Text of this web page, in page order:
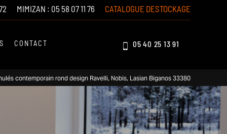
MIMIZAN : 05 58 07 11 76 CATALOGUE DESTOCKAGE
CONTACT 05 40 25 13 91
contemporain rond design Ravelli, Nobis, Lasian Biganos 33380